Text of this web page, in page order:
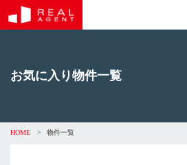
お気に入り物件一覧
HOME > 物件一覧